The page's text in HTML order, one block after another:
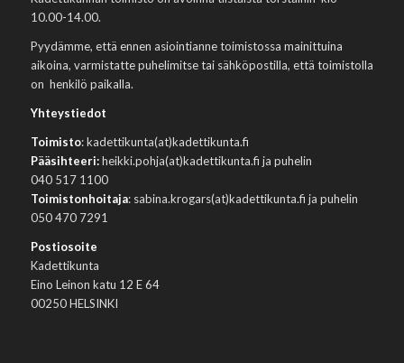
10.00-14.00.
Pyydämme, että ennen asiointianne toimistossa mainittuina
aikoina, varmistatte puhelimitse tai sähköpostilla, että toimistolla
on henkilö paikalla.
Yhteystiedot
Toimisto: kadettikunta(at)kadettikunta.fi
Pääsihteeri:heikki.pohja(at)kadettikunta.fi ja puhelin
040 517 1100
Toimistonhoitaja: sabina.krogars(at)kadettikunta.fi ja puhelin
050 470 7291
Postiosoite
Kadettikunta
Eino Leinon katu 12 E 64
00250 HELSINKI